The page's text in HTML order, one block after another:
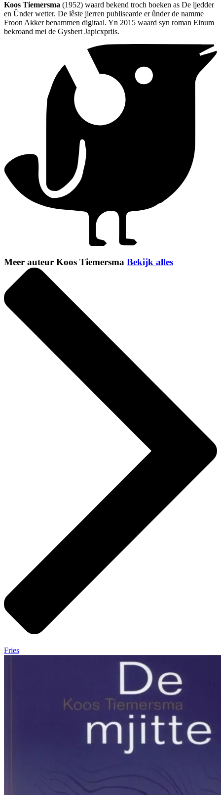
Koos Tiemersma (1952) waard bekend troch boeken as De ljedder
en Ûnder wetter. De lêste jierren publisearde er ûnder de namme
Froon Akker benammen digitaal. Yn 2015 waard syn roman Einum
bekroand mei de Gysbert Japicxpriis.
Meer auteur Koos Tiemersma Bekijk alles
Fries